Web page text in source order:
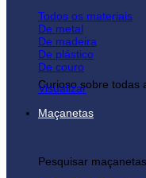
Todos os materiais
De metal
De madeira
De plástico
De couro
Curioso sobre todas
Visualizar
Maçanetas
Pesquisar maçanetas